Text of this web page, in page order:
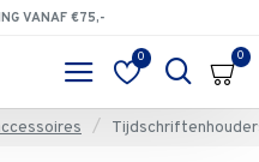
VANAF €75,-
0 0